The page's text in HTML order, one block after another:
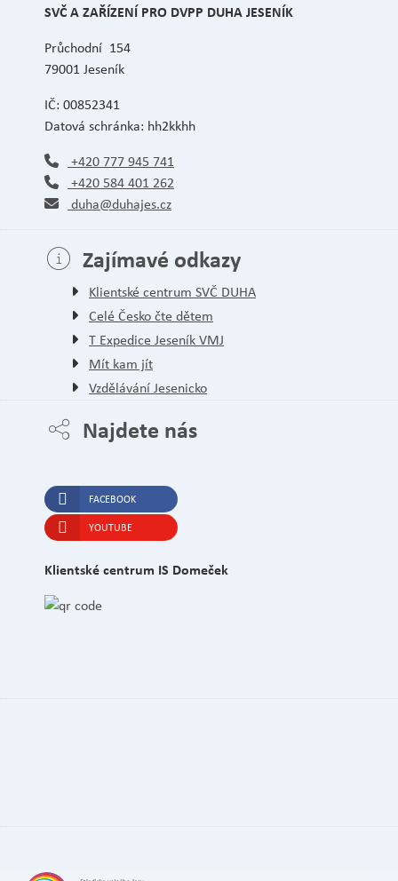
SVČ A ZAŘÍZENÍ PRO DVPP DUHA JESENÍK
Průchodní 154
79001 Jeseník
IČ: 00852341
Datová schránka: hh2kkhh
+420 777 945 741
+420 584 401 262
duha@duhajes.cz
Zajímavé odkazy
Klientské centrum SVČ DUHA
Celé Česko čte dětem
T Expedice Jeseník VMJ
Mít kam jít
Vzdělávání Jesenicko
Najdete nás
FACEBOOK
YOUTUBE
Klientské centrum IS Domeček